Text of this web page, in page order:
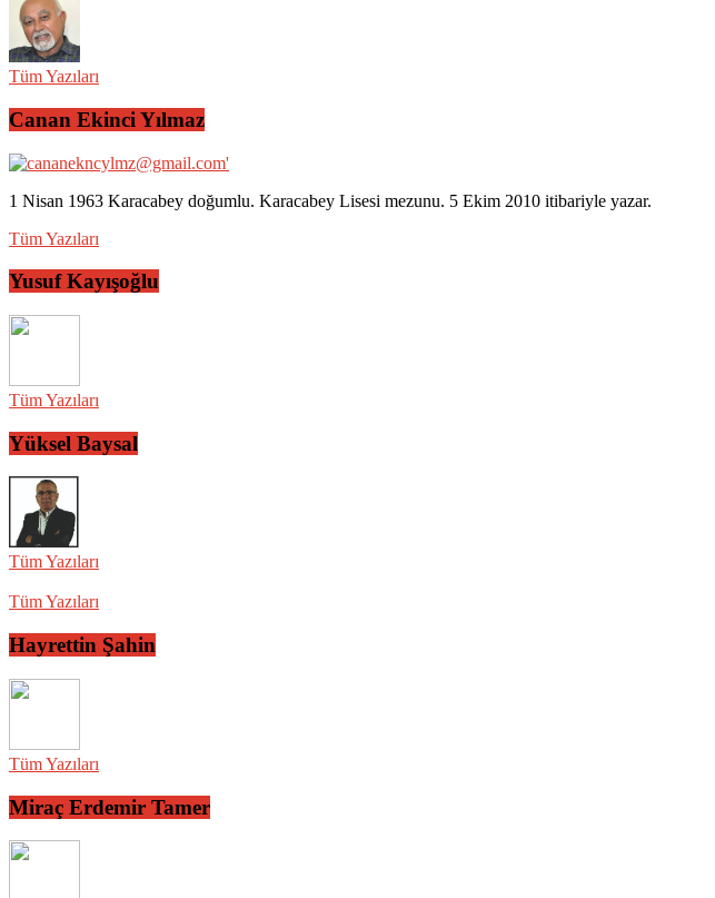
Tüm Yazıları
Canan Ekinci Yılmaz
1 Nisan 1963 Karacabey doğumlu. Karacabey Lisesi mezunu. 5 Ekim 2010 itibariyle yazar.
Tüm Yazıları
Yusuf Kayışoğlu
Tüm Yazıları
Yüksel Baysal
Tüm Yazıları
Tüm Yazıları
Hayrettin Şahin
Tüm Yazıları
Miraç Erdemir Tamer